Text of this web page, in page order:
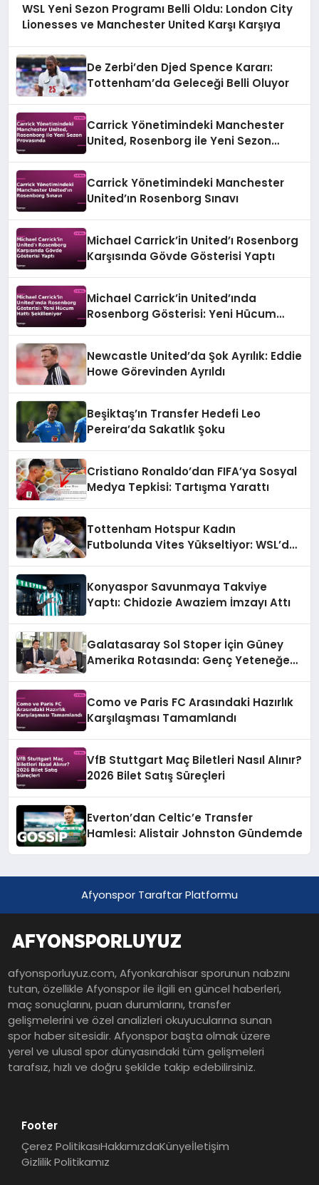
WSL Yeni Sezon Programı Belli Oldu: London City
Lionesses ve Manchester United Karşı Karşıya
De Zerbi’den Djed Spence Kararı:
Tottenham’da Geleceği Belli Oluyor
Carrick Yönetimindeki Manchester
United, Rosenborg ile Yeni Sezon
Carrick Yönetimindeki Manchester
United’ın Rosenborg Sınavı
Michael Carrick’in United’ı Rosenborg
Karşısında Gövde Gösterisi Yaptı
Michael Carrick’in United’ında
Rosenborg Gösterisi: Yeni Hücum
Newcastle United’da Şok Ayrılık: Eddie
Howe Görevinden Ayrıldı
Beşiktaş’ın Transfer Hedefi Leo
Pereira’da Sakatlık Şoku
Cristiano Ronaldo’dan FIFA’ya Sosyal
Medya Tepkisi: Tartışma Yarattı
Tottenham Hotspur Kadın
Futbolunda Vites Yükseltiyor: WSL’de
Konyaspor Savunmaya Takviye
Yaptı: Chidozie Awaziem İmzayı Attı
Galatasaray Sol Stoper İçin Güney
Amerika Rotasında: Genç Yeteneğe
Como ve Paris FC Arasındaki Hazırlık
Karşılaşması Tamamlandı
VfB Stuttgart Maç Biletleri Nasıl Alınır?
2026 Bilet Satış Süreçleri
Everton’dan Celtic’e Transfer
Hamlesi: Alistair Johnston Gündemde
Afyonspor Taraftar Platformu
afyonsporluyuz.com, Afyonkarahisar sporunun nabzını
tutan, özellikle Afyonspor ile ilgili en güncel haberleri,
maç sonuçlarını, puan durumlarını, transfer
gelişmelerini ve özel analizleri okuyucularına sunan
spor haber sitesidir. Afyonspor başta olmak üzere
yerel ve ulusal spor dünyasındaki tüm gelişmeleri
tarafsız, hızlı ve doğru şekilde takip edebilirsiniz.
Footer
Çerez PolitikasıHakkımızdaKünyeİletişim
Gizlilik Politikamız